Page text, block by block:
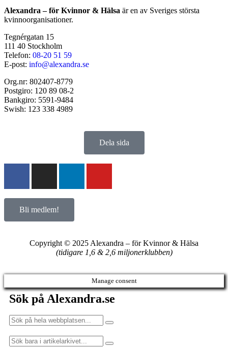
Alexandra – för Kvinnor & Hälsa är en av Sveriges största
kvinnoorganisationer.
Tegnérgatan 15
111 40 Stockholm
Telefon: 08-20 51 59
E-post: info@alexandra.se
Org.nr: 802407-8779
Postgiro: 120 89 08-2
Bankgiro: 5591-9484
Swish: 123 338 4989
Dela sida
Bli medlem!
Copyright © 2025 Alexandra – för Kvinnor & Hälsa
(tidigare 1,6 & 2,6 miljonerklubben)
Manage consent
Sök på Alexandra.se